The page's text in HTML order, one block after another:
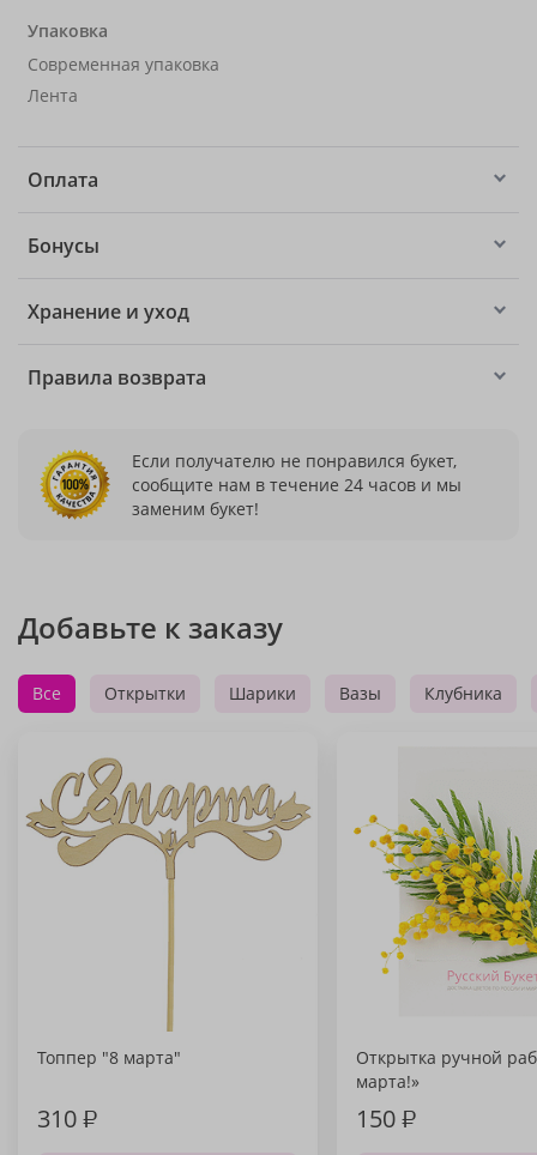
Упаковка
Современная упаковка
Лента
Оплата
Бонусы
Хранение и уход
Правила возврата
Если получателю не понравился букет,
сообщите нам в течение 24 часов и мы
заменим букет!
Добавьте к заказу
Все Открытки Шарики Вазы Клубника
Топпер "8 марта"
310₽
Открытка ручной
марта!»
150₽